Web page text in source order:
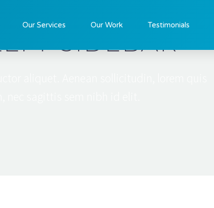
Our Services Our Work Testimonials
SIDEBAR